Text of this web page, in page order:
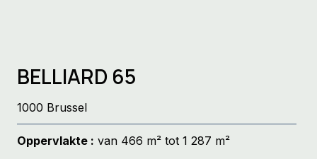
BELLIARD 65
1000 Brussel
Oppervlakte : van 466 m² tot 1 287 m²